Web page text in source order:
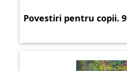
Povestiri pentru copii. 9